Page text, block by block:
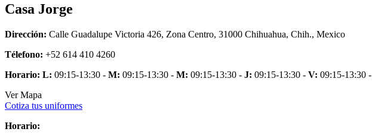
Casa Jorge
Dirección: Calle Guadalupe Victoria 426, Zona Centro, 31000 Chihuahua, Chih., Mexico
Télefono: +52 614 410 4260
Horario: L: 09:15-13:30 - M: 09:15-13:30 - M: 09:15-13:30 - J: 09:15-13:30 - V: 09:15-13:30 -
Ver Mapa
Cotiza tus uniformes
Horario: